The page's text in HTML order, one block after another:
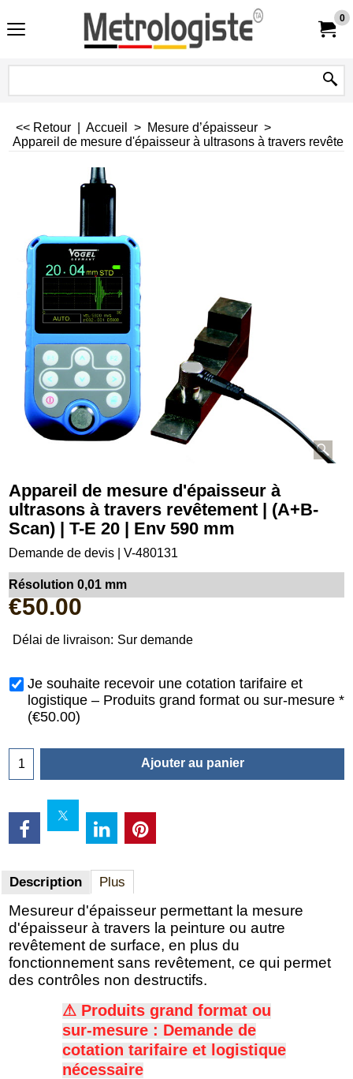
0
<< Retour Accueil > Mesure d’épaisseur >
Appareil de mesure d'épaisseur à ultrasons à travers
Appareil de mesure d'épaisseur à
ultrasons à travers revêtement | (A+B-
Scan) | T-E 20 | Env 590 mm
Demande de devis | V-480131
Résolution 0,01 mm
€50.00
Délai de livraison: Sur demande
Je souhaite recevoir une cotation tarifaire et
logistique – Produits grand format ou sur-mesure *
(€50.00)
Ajouter au panier
Description Plus
Mesureur d'épaisseur permettant la mesure
d'épaisseur à travers la peinture ou autre
revêtement de surface, en plus du
fonctionnement sans revêtement, ce qui permet
des contrôles non destructifs.
⚠ Produits grand format ou
sur-mesure : Demande de
cotation tarifaire et logistique
nécessaire